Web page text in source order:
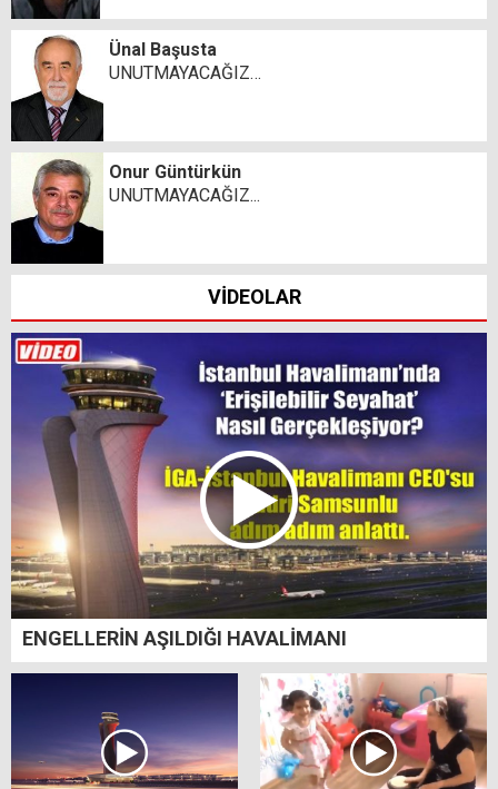
Ünal Başusta
UNUTMAYACAĞIZ…
Onur Güntürkün
UNUTMAYACAĞIZ...
VİDEOLAR
ENGELLERİN AŞILDIĞI HAVALİMANI